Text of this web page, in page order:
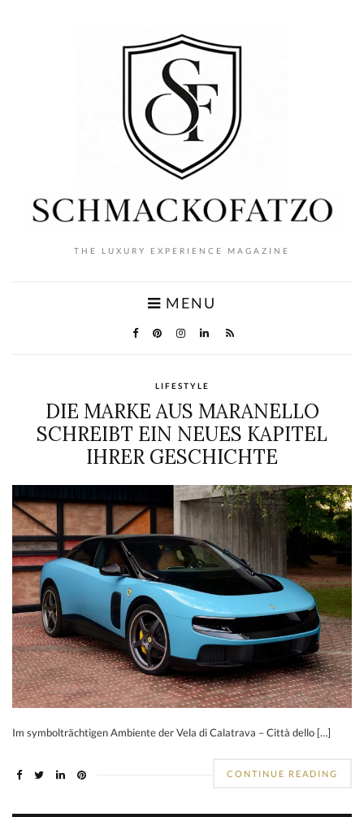
THE LUXURY EXPERIENCE MAGAZINE
MENU
LIFESTYLE
DIE MARKE AUS MARANELLO
SCHREIBT EIN NEUES KAPITEL
IHRER GESCHICHTE
Im symbolträchtigen Ambiente der Vela di Calatrava – Città dello […]
CONTINUE READING